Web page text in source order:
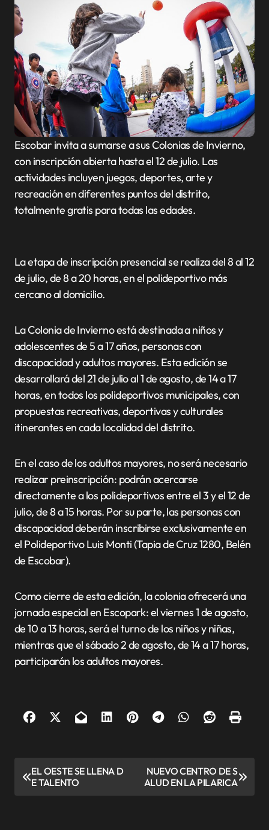
Escobar invita a sumarse a sus Colonias de Invierno,
con inscripción abierta hasta el 12 de julio. Las
actividades incluyen juegos, deportes, arte y
recreación en diferentes puntos del distrito,
totalmente gratis para todas las edades.
La etapa de inscripción presencial se realiza del 8 al 12
de julio, de 8 a 20 horas, en el polideportivo más
cercano al domicilio.
La Colonia de Invierno está destinada a niños y
adolescentes de 5 a 17 años, personas con
discapacidad y adultos mayores. Esta edición se
desarrollará del 21 de julio al 1 de agosto, de 14 a 17
horas, en todos los polideportivos municipales, con
propuestas recreativas, deportivas y culturales
itinerantes en cada localidad del distrito.
En el caso de los adultos mayores, no será necesario
realizar preinscripción: podrán acercarse
directamente a los polideportivos entre el 3 y el 12 de
julio, de 8 a 15 horas. Por su parte, las personas con
discapacidad deberán inscribirse exclusivamente en
el Polideportivo Luis Monti (Tapia de Cruz 1280, Belén
de Escobar).
Como cierre de esta edición, la colonia ofrecerá una
jornada especial en Escopark: el viernes 1 de agosto,
de 10 a 13 horas, será el turno de los niños y niñas,
mientras que el sábado 2 de agosto, de 14 a 17 horas,
participarán los adultos mayores.
EL OESTE SE LLENA D
E TALENTO
NUEVO CENTRO DE S
ALUD EN LA PILARICA